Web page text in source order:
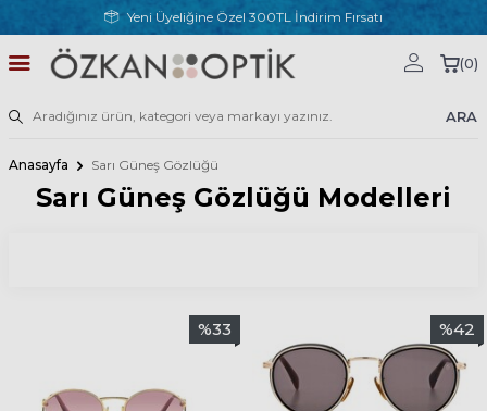
Yeni Üyeliğine Özel 300TL İndirim Fırsatı
ARA
(0)
Anasayfa Sarı Güneş Gözlüğü
Sarı Güneş Gözlüğü Modelleri
%33 %42